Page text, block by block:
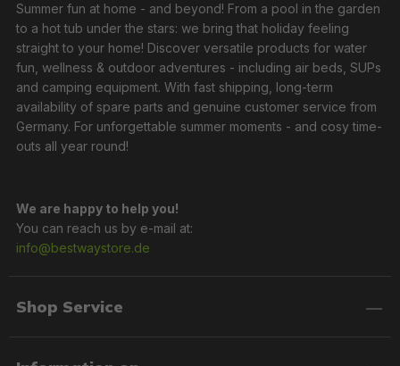
Summer fun at home - and beyond! From a pool in the garden
to a hot tub under the stars: we bring that holiday feeling
straight to your home! Discover versatile products for water
fun, wellness & outdoor adventures - including air beds, SUPs
and camping equipment. With fast shipping, long-term
availability of spare parts and genuine customer service from
Germany. For unforgettable summer moments - and cosy time-
outs all year round!
We are happy to help you!
You can reach us by e-mail at:
info@bestwaystore.de
Shop Service